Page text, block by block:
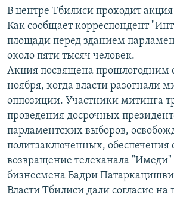
Вернутся
поиску
КАВКАЗ.РЕАЛИИ
СЕВЕР.РЕАЛИИ
СИБИРЬ.РЕАЛИИ
РАСПИСАНИЕ ВЕЩАНИЯ
ПОДПИШИТЕСЬ НА РАССЫЛКУ
СОЦИАЛЬНЫЕ СЕТИ
В центре Тбилиси проходит
Как сообщает корреспондент
площади перед зданием
около пяти тысяч человек.
Акция посвящена прошлогодним
ноября, когда власти разогнали
оппозиции. Участники митинга
проведения досрочных
парламентских выборов,
политзаключенных, обеспечения
возвращение телеканала "Имеди"
бизнесмена Бадри
Власти Тбилиси дали согласие на